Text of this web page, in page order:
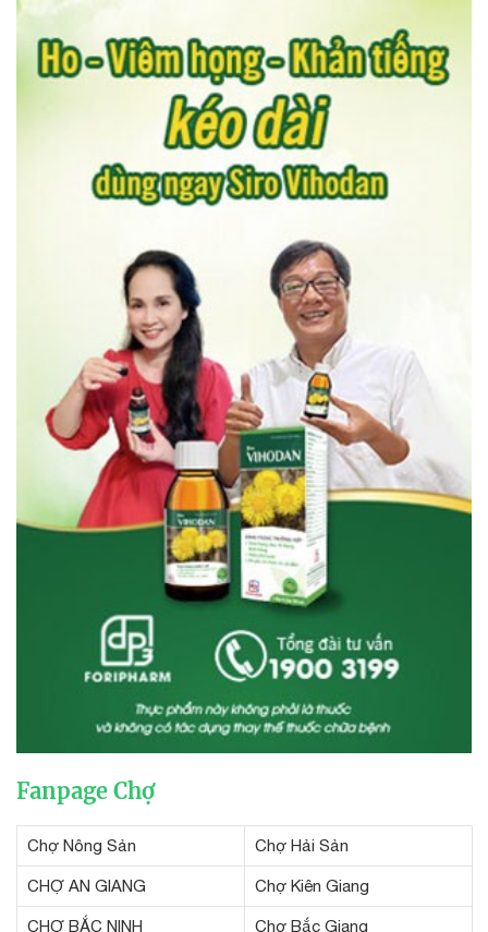
Fanpage Chợ
Chợ Nông Sản Chợ Hải Sản
CHỢ AN GIANG Chợ Kiên Giang
CHỢ BẮC NINH Chợ Bắc Giang